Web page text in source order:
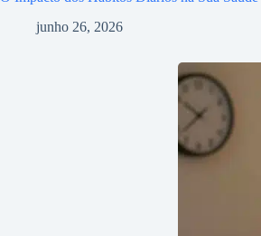
junho 26, 2026